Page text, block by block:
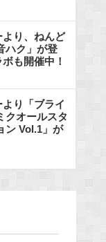
り、ねんど
ハク」が登
も開催中！
り「ブライ
クオールスタ
ン Vol.1」が